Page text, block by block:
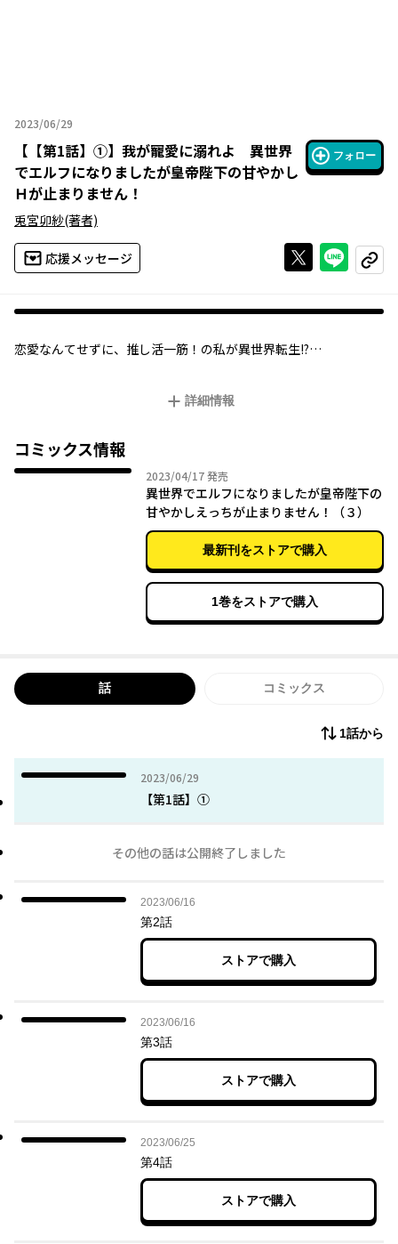
2023/06/29
2023年06月29日
【 【第1話】①】 我が寵愛に溺れよ 異世界
でエルフになりましたが皇帝陛下の甘やかし
Ｈが止まりません！
フォロー
兎宮卯紗(著者)
応援メッセージ Xで投稿する
ライン
コピー
恋愛なんてせずに、推し活一筋！の私が異世界転生!?
しかもジークハルト皇帝陛下──推しキャラ──の腕の中に！
「これからそなたは
我のものだ」
強引に押し倒され、口づけられて……
異世界転生×推し活×オレ様皇帝……全部入り！ 異世界ＴＬの
詳細情報
コミックス情報
2023/04/172023年04月17日
発売
異世界でエルフになりましたが皇帝陛下の
甘やかしえっちが止まりません！（３）
最新刊をストアで購入
1巻をストアで購入
話 コミックス
1話から
2023/06/29
2023年06月29日
【第1話】①
その他の話は公開終了しました
2023/06/16
2023年06月16日
第2話
ストアで購入
2023/06/16
2023年06月16日
第3話
ストアで購入
2023/06/25
2023年06月25日
第4話
ストアで購入